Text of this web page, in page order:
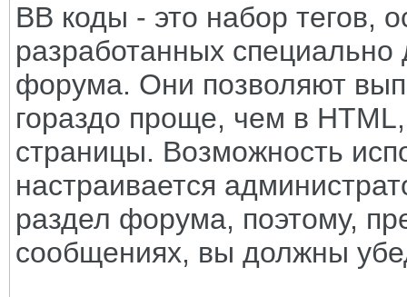
BB коды - это набор тегов,
разработанных
форума. Они позволяют
гораздо проще, чем в
страницы. Возможность
настраивается
раздел форума, поэтому,
сообщениях, вы должны